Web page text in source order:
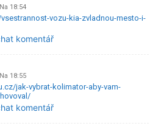
18:54
vozu-kia-zvladnou-mesto-i-
komentář
18:55
jak-vybrat-kolimator-aby-vam-
komentář